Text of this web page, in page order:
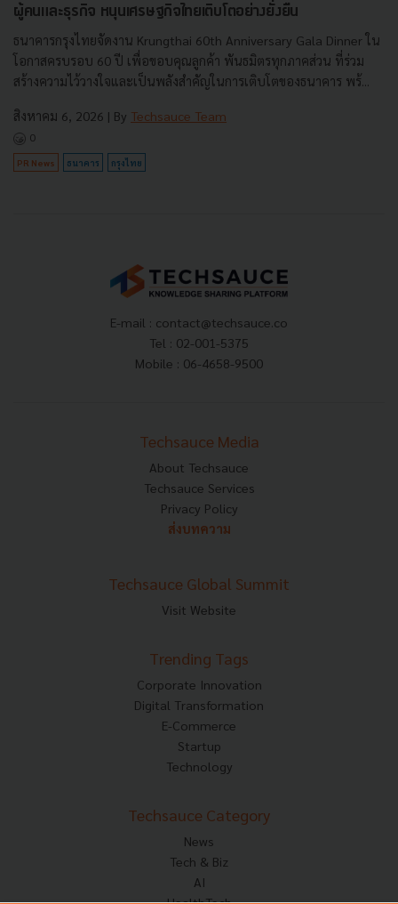
ผู้คนและธุรกิจ หนุนเศรษฐกิจไทยเติบโตอย่างยั่งยืน
ธนาคารกรุงไทยจัดงาน Krungthai 60th Anniversary Gala Dinner ใน
โอกาสครบรอบ 60 ปี เพื่อขอบคุณลูกค้า พันธมิตรทุกภาคส่วน ที่ร่วม
สร้างความไว้วางใจและเป็นพลังสำคัญในการเติบโตของธนาคาร พร้...
สิงหาคม 6, 2026 | By Techsauce Team
0
PR News ธนาคาร กรุงไทย
E-mail : contact@techsauce.co
Tel : 02-001-5375
Mobile : 06-4658-9500
Techsauce Media
About Techsauce
Techsauce Services
Privacy Policy
ส่งบทความ
Techsauce Global Summit
Visit Website
Trending Tags
Corporate Innovation
Digital Transformation
E-Commerce
Startup
Technology
Techsauce Category
News
Tech & Biz
AI